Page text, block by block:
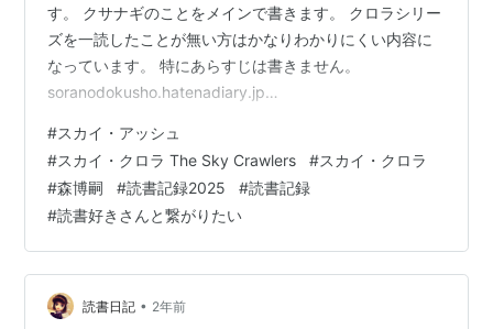
す。 クサナギのことをメインで書きます。 クロラシリー
ズを一読したことが無い方はかなりわかりにくい内容に
なっています。 特にあらすじは書きません。
soranodokusho.hatenadiary.jp
わっても変わらない優しさ スカイ・アッシュは泣ける。
既にスカイ・アッシュは時系列的にはクサナギの義理の
妹が就職するまでに成長している。クリタジンロウがサ
ガラに撃たれた時代はミズキはまだ幼かった。それから
だいぶ時間が経過してしまったことになる。少なくとも
10年以…
#スカイ・アッシュ
#スカイ・クロラ The Sky Crawlers #スカイ・クロラ
#森博嗣 #読書記録2025 #読書記録
#読書好きさんと繋がりたい
読書日記 • 2年前